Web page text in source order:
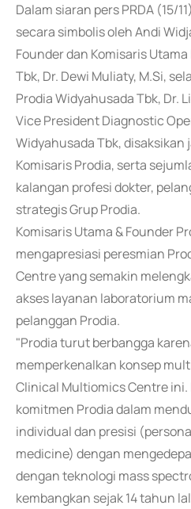
Dalam siaran pers PRDA (15/
secara simbolis oleh Andi
Founder dan Komisaris
Tbk, Dr. Dewi Muliaty, M.Si,
Prodia Widyahusada Tbk, Dr.
Vice President Diagnostic
Widyahusada Tbk, disaksikan
Komisaris Prodia, serta
kalangan profesi dokter,
strategis Grup Prodia.
Komisaris Utama & Founder
mengapresiasi peresmian
Centre yang semakin
akses layanan laboratorium
pelanggan Prodia.
"Prodia turut berbangga
memperkenalkan konsep
Clinical Multiomics Centre
komitmen Prodia dalam
individual dan presisi
medicine) dengan
dengan teknologi mass
kembangkan sejak 14 tahun